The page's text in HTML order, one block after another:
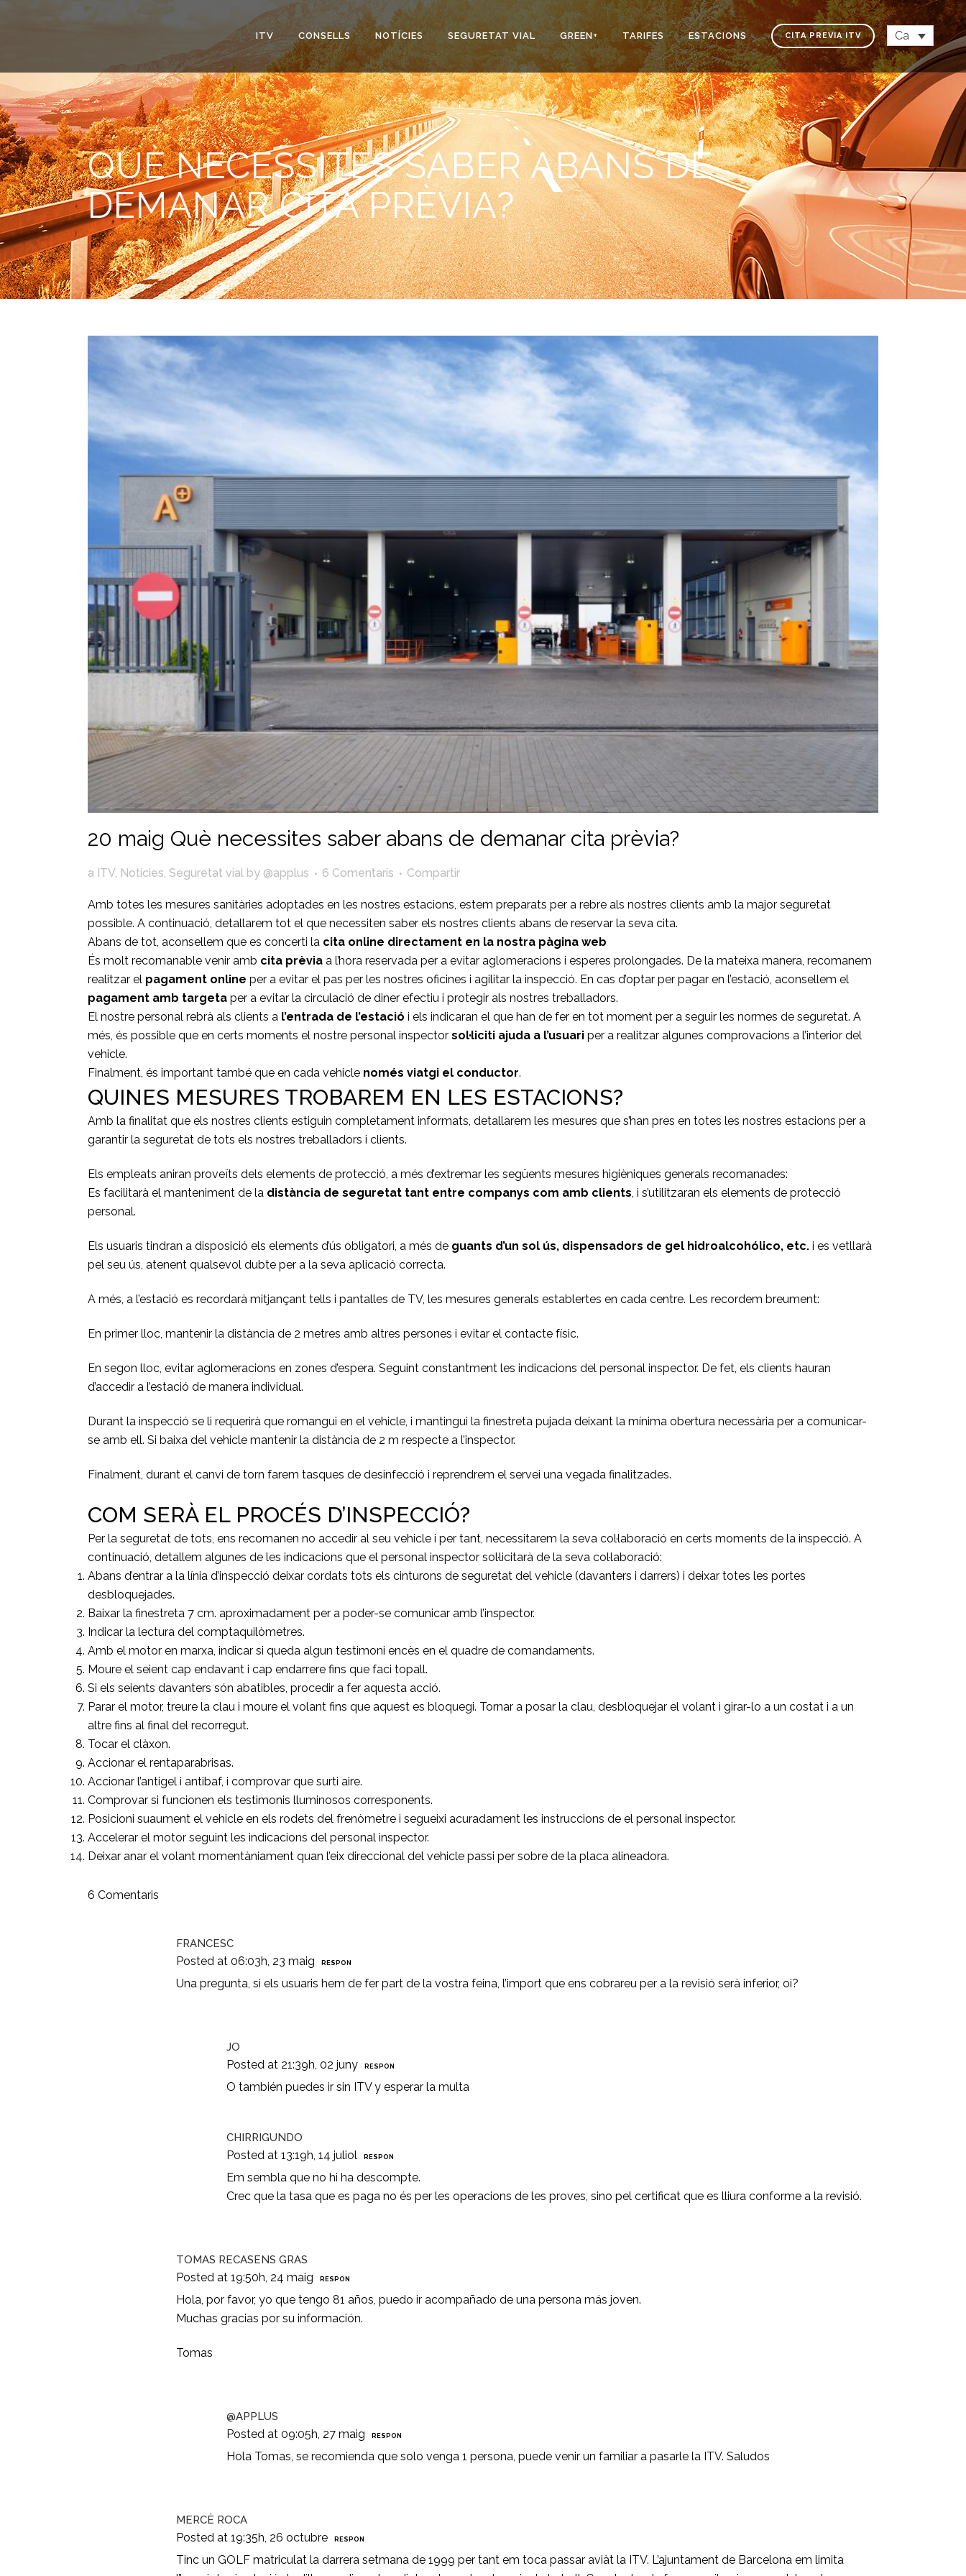
CITA PREVIA ITV Ca
ITV CONSELLS NOTÍCIES SEGURETAT VIAL GREEN+ TARIFES ESTACIONS
QUÈ NECESSITES SABER ABANS DE
DEMANAR CITA PRÈVIA?
20 maig Què necessites saber abans de demanar cita prèvia?
a ITV, Notícies, Seguretat vial by @applus 6 Comentaris Compartir
Amb totes les mesures sanitàries adoptades en les nostres estacions, estem preparats per a rebre als nostres clients amb la major seguretat
possible. A continuació, detallarem tot el que necessiten saber els nostres clients abans de reservar la seva cita.
Abans de tot, aconsellem que es concerti la cita online directament en la nostra pàgina web
És molt recomanable venir amb cita prèvia a l’hora reservada per a evitar aglomeracions i esperes prolongades. De la mateixa manera, recomanem
realitzar el pagament online per a evitar el pas per les nostres oficines i agilitar la inspecció. En cas d’optar per pagar en l’estació, aconsellem el
pagament amb targeta per a evitar la circulació de diner efectiu i protegir als nostres treballadors.
El nostre personal rebrà als clients a l’entrada de l’estació i els indicaran el que han de fer en tot moment per a seguir les normes de seguretat. A
més, és possible que en certs moments el nostre personal inspector sol·liciti ajuda a l’usuari per a realitzar algunes comprovacions a l’interior del
vehicle.
Finalment, és important també que en cada vehicle només viatgi el conductor.
QUINES MESURES TROBAREM EN LES ESTACIONS?
Amb la finalitat que els nostres clients estiguin completament informats, detallarem les mesures que s’han pres en totes les nostres estacions per a
garantir la seguretat de tots els nostres treballadors i clients.
Els empleats aniran proveïts dels elements de protecció, a més d’extremar les següents mesures higièniques generals recomanades:
Es facilitarà el manteniment de la distància de seguretat tant entre companys com amb clients, i s’utilitzaran els elements de protecció
personal.
Els usuaris tindran a disposició els elements d’ús obligatori, a més de guants d’un sol ús, dispensadors de gel hidroalcohólico, etc. i es vetllarà
pel seu ús, atenent qualsevol dubte per a la seva aplicació correcta.
A més, a l’estació es recordarà mitjançant tells i pantalles de TV, les mesures generals establertes en cada centre. Les recordem breument:
En primer lloc, mantenir la distància de 2 metres amb altres persones i evitar el contacte físic.
En segon lloc, evitar aglomeracions en zones d’espera. Seguint constantment les indicacions del personal inspector. De fet, els clients hauran
d’accedir a l’estació de manera individual.
Durant la inspecció se li requerirà que romangui en el vehicle, i mantingui la finestreta pujada deixant la mínima obertura necessària per a comunicar-
se amb ell. Si baixa del vehicle mantenir la distància de 2 m respecte a l’inspector.
Finalment, durant el canvi de torn farem tasques de desinfecció i reprendrem el servei una vegada finalitzades.
COM SERÀ EL PROCÉS D’INSPECCIÓ?
Per la seguretat de tots, ens recomanen no accedir al seu vehicle i per tant, necessitarem la seva col·laboració en certs moments de la inspecció. A
continuació, detallem algunes de les indicacions que el personal inspector sol·licitarà de la seva col·laboració:
Abans d’entrar a la línia d’inspecció deixar cordats tots els cinturons de seguretat del vehicle (davanters i darrers) i deixar totes les portes
desbloquejades.
Baixar la finestreta 7 cm. aproximadament per a poder-se comunicar amb l’inspector.
Indicar la lectura del comptaquilòmetres.
Amb el motor en marxa, indicar si queda algun testimoni encès en el quadre de comandaments.
Moure el seient cap endavant i cap endarrere fins que faci topall.
Si els seients davanters són abatibles, procedir a fer aquesta acció.
Parar el motor, treure la clau i moure el volant fins que aquest es bloquegi. Tornar a posar la clau, desbloquejar el volant i girar-lo a un costat i a un
altre fins al final del recorregut.
Tocar el clàxon.
Accionar el rentaparabrisas.
Accionar l’antigel i antibaf, i comprovar que surti aire.
Comprovar si funcionen els testimonis lluminosos corresponents.
Posicioni suaument el vehicle en els rodets del frenòmetre i segueixi acuradament les instruccions de el personal inspector.
Accelerar el motor seguint les indicacions del personal inspector.
Deixar anar el volant momentàniament quan l’eix direccional del vehicle passi per sobre de la placa alineadora.
6 Comentaris
FRANCESC
Posted at 06:03h, 23 maig RESPON
Una pregunta, si els usuaris hem de fer part de la vostra feina, l’import que ens cobrareu per a la revisió serà inferior, oi?
JO
Posted at 21:39h, 02 juny RESPON
O también puedes ir sin ITV y esperar la multa
CHIRRIGUNDO
Posted at 13:19h, 14 juliol RESPON
Em sembla que no hi ha descompte.
Crec que la tasa que es paga no és per les operacions de les proves, sino pel certificat que es lliura conforme a la revisió.
TOMAS RECASENS GRAS
Posted at 19:50h, 24 maig RESPON
Hola, por favor, yo que tengo 81 años, puedo ir acompañado de una persona más joven.
Muchas gracias por su información.
Tomas
@APPLUS
Posted at 09:05h, 27 maig RESPON
Hola Tomas, se recomienda que solo venga 1 persona, puede venir un familiar a pasarle la ITV. Saludos
MERCÈ ROCA
Posted at 19:35h, 26 octubre RESPON
Tinc un GOLF matriculat la darrera setmana de 1999 per tant em toca passar aviàt la ITV. L’ajuntament de Barcelona em limita